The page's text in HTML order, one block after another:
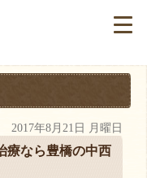
2017年8月21日 月曜日
療なら豊橋の中西